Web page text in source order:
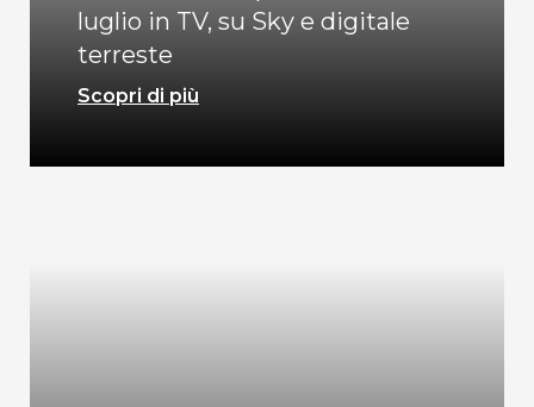
luglio in TV, su Sky e digitale
terreste
Scopri di più